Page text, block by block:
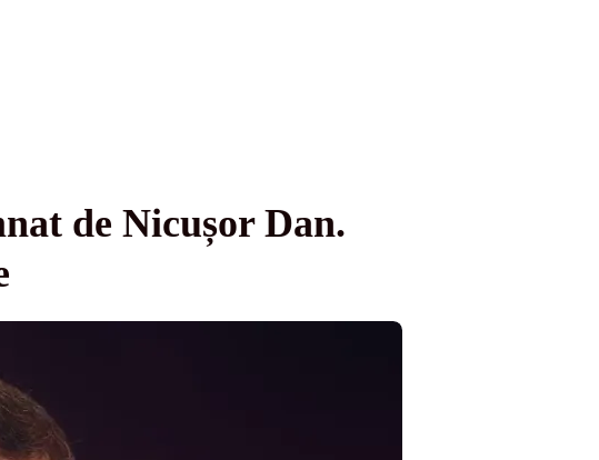
de Nicușor Dan.